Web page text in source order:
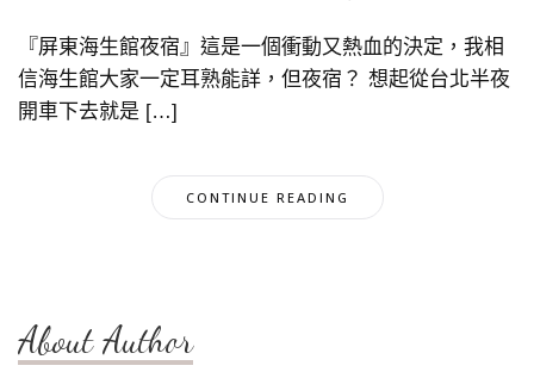
『屏東海生館夜宿』這是一個衝動又熱血的決定，我相
信海生館大家一定耳熟能詳，但夜宿？ 想起從台北半夜
開車下去就是 […]
CONTINUE READING
About Author